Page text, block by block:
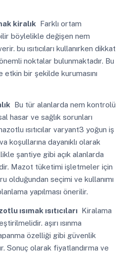
kiralık Farklı ortam
böylelikle değişen nem
bu ısıtıcıları kullanırken dikkat
noktalar bulunmaktadır. Bu
etkin bir şekilde kurumasını
Bu tür alanlarda nem kontrolü
hasar ve sağlık sorunları
ısıtıcılar varyant3 yoğun iş
koşullarına dayanıklı olarak
şantiye gibi açık alanlarda
Mazot tüketimi işletmeler için
olduğundan seçimi ve kullanımı
yapılması önerilir.
ısımak ısıtıcılarıKiralama
aşırı ısınma
özelliği gibi güvenlik
Sonuç olarak fiyatlandırma ve